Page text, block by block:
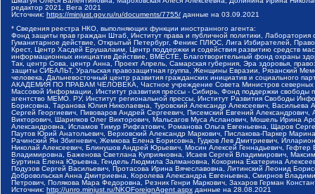
редактор 2021, Вега 2021
Источник: https://minjust.gov.ru/ru/documents/7755/ данные на 03.09.2021
* Сведения реестра НКО, выполняющих функции иностранного агента:
Фонд защиты прав граждан Штаб, Институт права и публичной политики,
Гуманитарное действие, Открытый Петербург, Феникс ПЛЮС, Лига Избирателей,
Крест, Центр Хасдей Ерушалаим, Центр поддержки и содействия развитию средств
информационных инициатив Действие, ВМЕСТЕ, Благотворительный фонд охраны
Так, центр Сова, центр Анна, Проект Апрель, Самарская губерния, Эра здоровья,
защиты СИБАЛЬТ, Уральская правозащитная группа, Женщины Евразии, Рязанский
человека, Дальневосточный центр развития гражданских инициатив и социального
АКАДЕМИЯ ПО ПРАВАМ ЧЕЛОВЕКА, Частное учреждение Совета Министров северных
Массовой Информации, Институт развития прессы - Сибирь, Фонд поддержки
агентство МЕМО. РУ, Институт региональной прессы, Институт Развития Свободы
Борисовна, Таранова Юлия Николаевна, Туровский Александр Алексеевич,
Сергей Георгиевич, Пивоваров Андрей Сергеевич, Писемский Евгений
Викторович, Шарипков Олег Викторович, Мальсагов Муса Асланович, Мошель Ирина
Александровна, Исламов Тимур Рифгатович, Романова Ольга Евгеньевна, Щаров
Паутов Юрий Анатольевич, Верховский Александр Маркович, Пислакова-Паркер
Рачинский Ян Збигневич, Жемкова Елена Борисовна, Гудков Лев Дмитриевич,
Николай Алексеевич, Блинушов Андрей Юрьевич, Мосин Алексей Геннадьевич,
Владимировна, Баженова Светлана Куприяновна, Исаев Сергей Владимирович,
Буртина Елена Юрьевна, Гендель Людмила Залмановна, Кокорина Екатерина
Подузов Сергей Васильевич, Протасова Ирина Вячеславовна, Литинский Леонид
Добровольская Анна Дмитриевна, Королева Александра Евгеньевна, Смирнов
Петрович, Полякова Мара Федоровна, Резник Генри Маркович, Захаров Герман
Источник: http://unro.minjust.ru/NKOForeignAgent.aspx данные на 28.08.2021